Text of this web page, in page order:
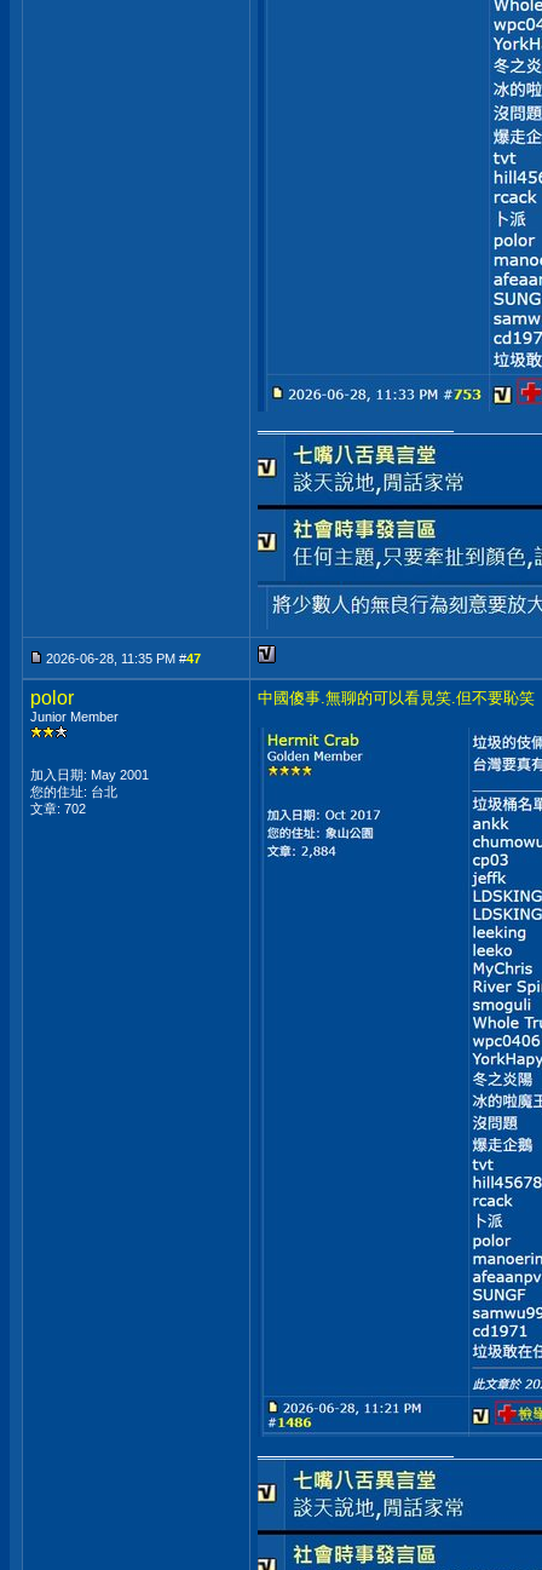
2026-06-28, 11:35 PM #47
polor
Junior Member
加入日期: May 2001
您的住址: 台北
文章: 702
中國傻事.無聊的可以看見笑.但不要恥笑